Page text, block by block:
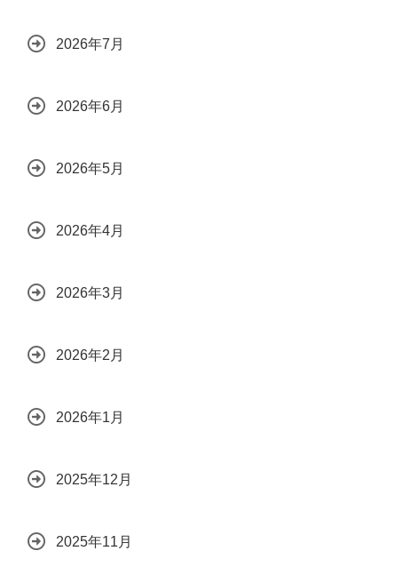
2026年7月
2026年6月
2026年5月
2026年4月
2026年3月
2026年2月
2026年1月
2025年12月
2025年11月